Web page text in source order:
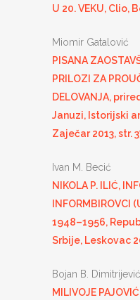
U 20. VEKU, Clio,
Miomir Gatalović
PISANA
PRILOZI ZA
DELOVANJA,
Januzi, Istorijski
Zaječar 2013, str.
Ivan M. Becić
NIKOLA P. ILIĆ,
INFORMBIROVCI
1948–1956,
Srbije, Leskovac
Bojan B. Dimitrijević
MILIVOJE